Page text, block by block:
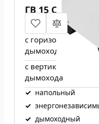
ГВ 15 СН
с горизонтальным
дымохода
с вертикальным
дымохода
✓ напольный
✓
✓ дымоходный